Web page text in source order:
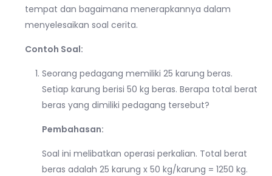
tempat dan bagaimana menerapkannya dalam
menyelesaikan soal cerita.
Contoh Soal:
Seorang pedagang memiliki 25 karung beras.
Setiap karung berisi 50 kg beras. Berapa total berat
beras yang dimiliki pedagang tersebut?
Pembahasan:
Soal ini melibatkan operasi perkalian. Total berat
beras adalah 25 karung x 50 kg/karung = 1250 kg.